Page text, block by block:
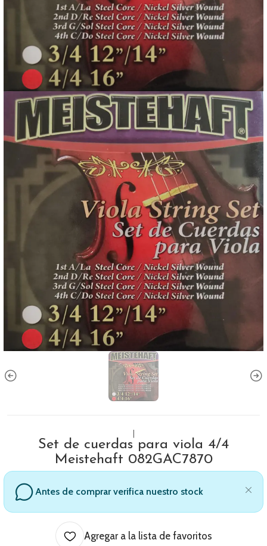
Set de cuerdas para viola 4/4
Meistehaft 082GAC7870
Antes de comprar verifica nuestro stock
Agregar a la lista de favoritos